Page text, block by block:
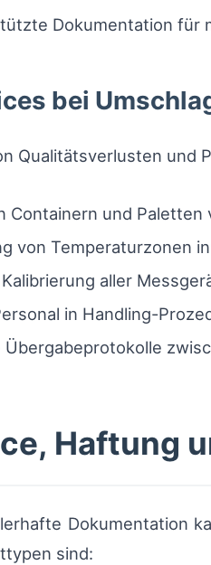
Dokumentation für
bei
Qualitätsverlusten und
Containern und Paletten
von Temperaturzonen
aller
in Handling-
Haftung
Dokumentation
sind: